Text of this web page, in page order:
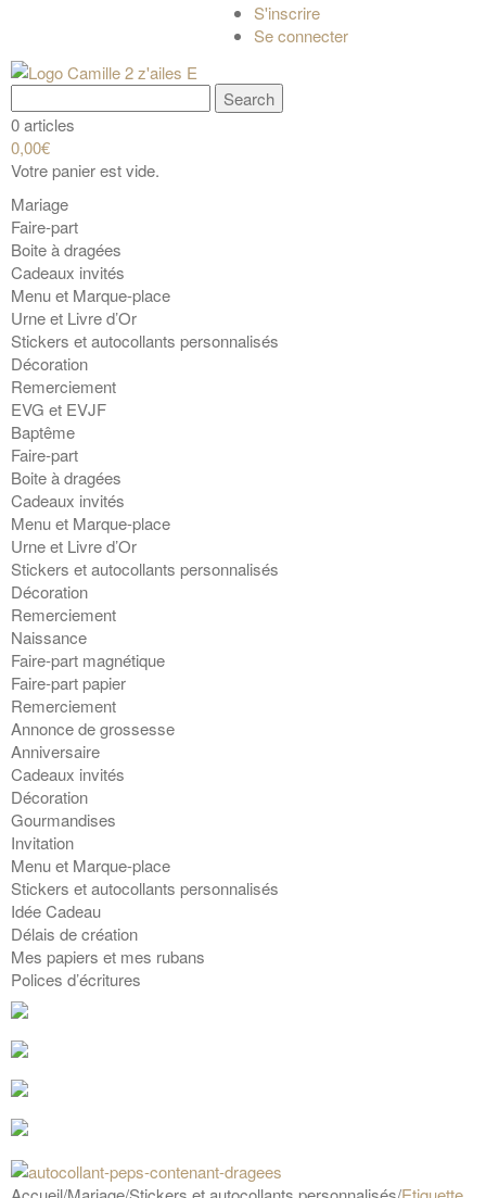
S'inscrire
Se connecter
0 articles
0,00€
Votre panier est vide.
Mariage
Faire-part
Boite à dragées
Cadeaux invités
Menu et Marque-place
Urne et Livre d’Or
Stickers et autocollants personnalisés
Décoration
Remerciement
EVG et EVJF
Baptême
Faire-part
Boite à dragées
Cadeaux invités
Menu et Marque-place
Urne et Livre d’Or
Stickers et autocollants personnalisés
Décoration
Remerciement
Naissance
Faire-part magnétique
Faire-part papier
Remerciement
Annonce de grossesse
Anniversaire
Cadeaux invités
Décoration
Gourmandises
Invitation
Menu et Marque-place
Stickers et autocollants personnalisés
Idée Cadeau
Délais de création
Mes papiers et mes rubans
Polices d’écritures